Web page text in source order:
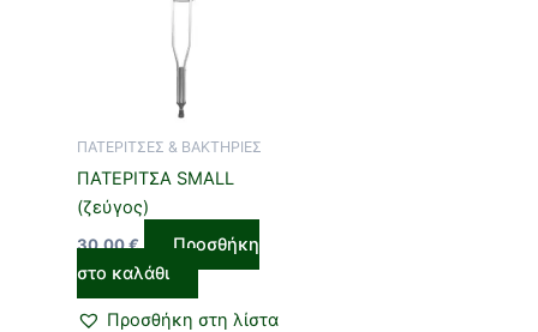
ΠΑΤΕΡΙΤΣΕΣ & ΒΑΚΤΗΡΙΕΣ
ΠΑΤΕΡΙΤΣΑ SMALL
(ζεύγος)
30,00€
Προσθήκη
στο καλάθι
Προσθήκη στη λίστα